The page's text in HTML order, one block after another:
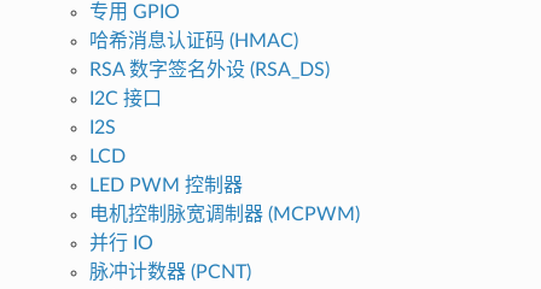
专用 GPIO
哈希消息认证码 (HMAC)
RSA 数字签名外设 (RSA_DS)
I2C 接口
I2S
LCD
LED PWM 控制器
电机控制脉宽调制器 (MCPWM)
并行 IO
脉冲计数器 (PCNT)